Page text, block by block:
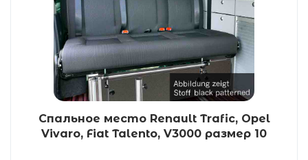
Спальное место Renault Trafic, Opel
Vivaro, Fiat Talento, V3000 размер 10